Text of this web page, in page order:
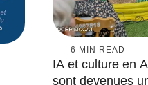
6 MIN READ
IA et culture en
sont devenues